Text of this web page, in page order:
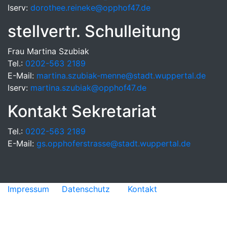
Iserv: dorothee.reineke@opphof47.de
stellvertr. Schulleitung
Frau Martina Szubiak
Tel.: 0202-563 2189
E-Mail: martina.szubiak-menne@stadt.wuppertal.de
Iserv: martina.szubiak@opphof47.de
Kontakt Sekretariat
Tel.: 0202-563 2189
E-Mail: gs.opphoferstrasse@stadt.wuppertal.de
Impressum Datenschutz Kontakt